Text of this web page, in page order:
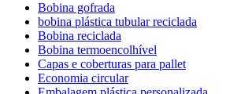
Bobina gofrada
bobina plástica tubular reciclada
Bobina reciclada
Bobina termoencolhível
Capas e coberturas para pallet
Economia circular